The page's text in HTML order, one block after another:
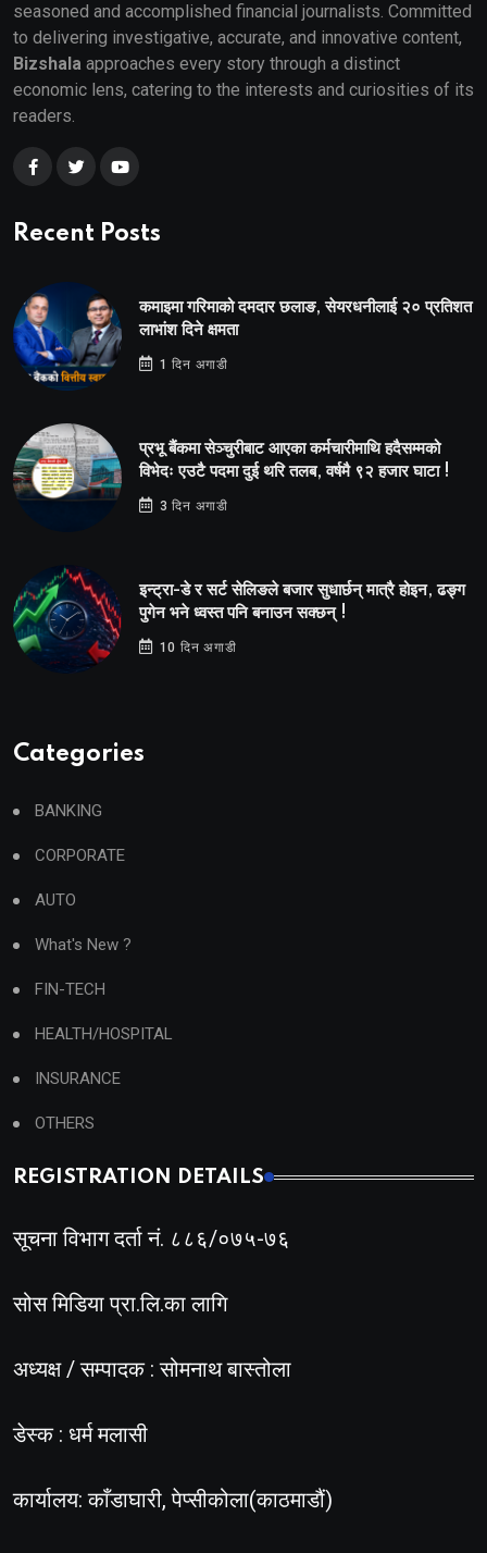
seasoned and accomplished financial journalists. Committed
to delivering investigative, accurate, and innovative content,
Bizshala approaches every story through a distinct
economic lens, catering to the interests and curiosities of its
readers.
Recent Posts
कमाइमा गरिमाको दमदार छलाङ, सेयरधनीलाई २० प्रतिशत
लाभांश दिने क्षमता
1 दिन अगाडी
प्रभू बैंकमा सेञ्चुरीबाट आएका कर्मचारीमाथि हदैसम्मको
विभेदः एउटै पदमा दुई थरि तलब, वर्षमै ९२ हजार घाटा !
3 दिन अगाडी
इन्ट्रा-डे र सर्ट सेलिङले बजार सुधार्छन् मात्रै होइन, ढङ्ग
पुगेन भने ध्वस्त पनि बनाउन सक्छन् !
10 दिन अगाडी
Categories
BANKING
CORPORATE
AUTO
What's New ?
FIN-TECH
HEALTH/HOSPITAL
INSURANCE
OTHERS
REGISTRATION DETAILS
सूचना विभाग दर्ता नं. ८८६/०७५-७६
सोस मिडिया प्रा.लि.का लागि
अध्यक्ष / सम्पादक : सोमनाथ बास्तोला
डेस्क : धर्म मलासी
कार्यालय: काँडाघारी, पेप्सीकोला(काठमाडौं)